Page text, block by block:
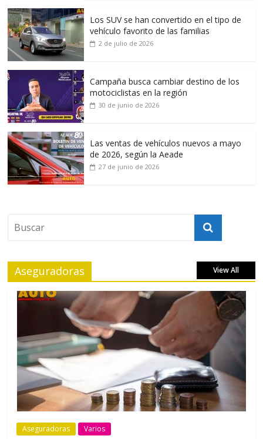
Los SUV se han convertido en el tipo de
vehículo favorito de las familias
2 de julio de 2026
Campaña busca cambiar destino de los
motociclistas en la región
30 de junio de 2026
Las ventas de vehículos nuevos a mayo
de 2026, según la Aeade
27 de junio de 2026
Aseguradoras View All
Aseguradoras Varios